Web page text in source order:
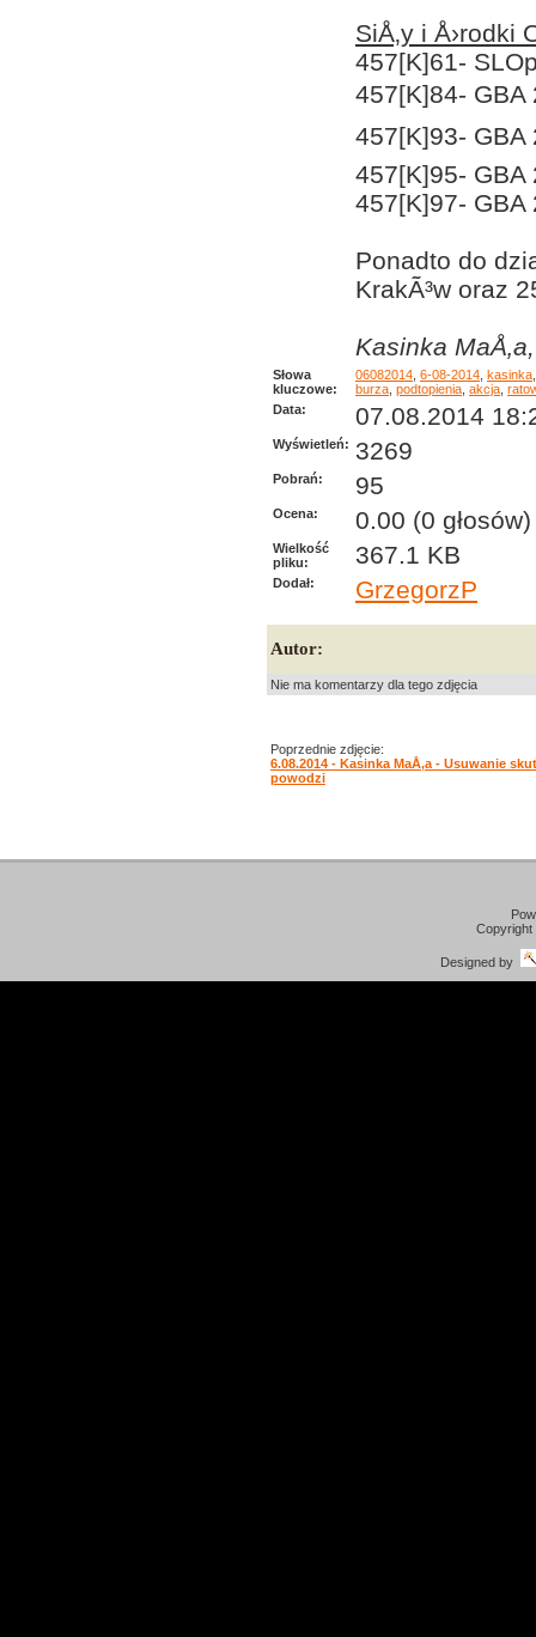
SiÅ‚y i Å›rodki
457[K]61-
457[K]84- GBA
457[K]93- GBA
457[K]95- GBA
457[K]97-
Ponadto do
KrakÃ³w oraz
Kasinka
Słowa
kluczowe:
06082014 6-08-2014 kasinka
burza podtopienia akcja
Data:
07.08.2014
Wyświetleń: 3269
Pobrań: 95
Ocena: 0.00 (0 głosów)
Wielkość
pliku:
367.1 KB
Dodał: GrzegorzP
Autor:
Nie ma komentarzy dla tego zdjęcia
Poprzednie zdjęcie:
6.08.2014 - Kasinka MaÅ‚a - Usuwanie
powodzi
Designed by